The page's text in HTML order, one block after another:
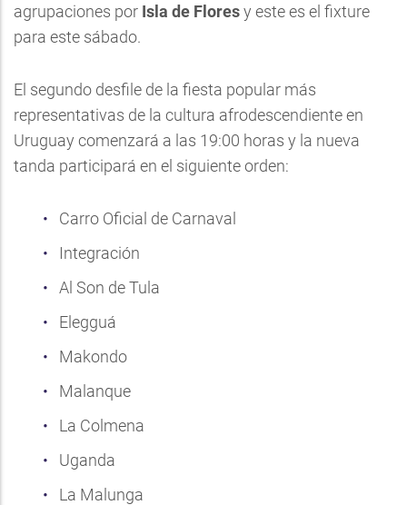
agrupaciones por Isla de Floresy este es el fixture
para este sábado.
El segundo desfile de la fiesta popular más
representativas de la cultura afrodescendiente en
Uruguay comenzará a las 19:00 horas y la nueva
tanda participará en el siguiente orden:
Carro Oficial de Carnaval
Integración
Al Son de Tula
Elegguá
Makondo
Malanque
La Colmena
Uganda
La Malunga